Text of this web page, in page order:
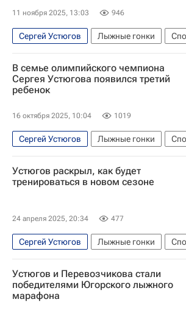
11 ноября 2025, 13:03 946
Сергей Устюгов Лыжные гонки
Лыжные виды спорта
В семье олимпийского чемпиона
Сергея Устюгова появился третий
ребенок
16 октября 2025, 10:04 1019
Сергей Устюгов Лыжные гонки
Устюгов раскрыл, как будет
тренироваться в новом сезоне
24 апреля 2025, 20:34 477
Сергей Устюгов Лыжные гонки
Федерация лыжных гонок России (ФЛГР)
Лыжные виды спорта
Устюгов и Перевозчикова стали
победителями Югорского лыжного
марафона